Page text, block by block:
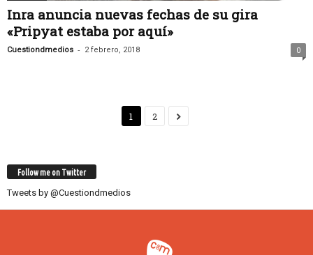
Inra anuncia nuevas fechas de su gira
«Pripyat estaba por aquí»
Cuestiondmedios - 2 febrero, 2018 0
1 2
Follow me on Twitter
Tweets by @Cuestiondmedios